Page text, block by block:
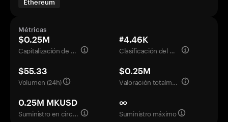
Ethereum
Métricas
$0.25M
Capitalización de mercado
#4.46K
Clasificación del mercado
$55.33
Volumen (24h)
$0.25M
Valoración totalmente diluida
0.25M MKUSD
Suministro en circulación
∞
Suministro máximo